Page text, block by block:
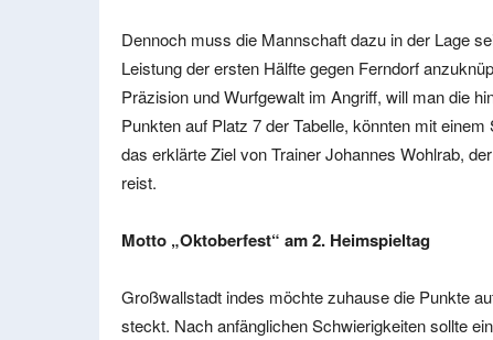
Dennoch muss die Mannschaft dazu in der Lage
Leistung der ersten Hälfte gegen Ferndorf
Präzision und Wurfgewalt im Angriff, will man die
Punkten auf Platz 7 der Tabelle, könnten mit
das erklärte Ziel von Trainer Johannes Wohlrab,
reist.
Motto „Oktoberfest“ am 2. Heimspieltag
Großwallstadt indes möchte zuhause die Punkte
steckt. Nach anfänglichen Schwierigkeiten sollte